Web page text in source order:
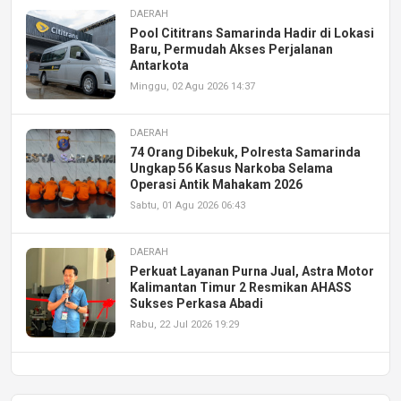
DAERAH
Pool Cititrans Samarinda Hadir di Lokasi
Baru, Permudah Akses Perjalanan
Antarkota
Minggu, 02 Agu 2026 14:37
DAERAH
74 Orang Dibekuk, Polresta Samarinda
Ungkap 56 Kasus Narkoba Selama
Operasi Antik Mahakam 2026
Sabtu, 01 Agu 2026 06:43
DAERAH
Perkuat Layanan Purna Jual, Astra Motor
Kalimantan Timur 2 Resmikan AHASS
Sukses Perkasa Abadi
Rabu, 22 Jul 2026 19:29